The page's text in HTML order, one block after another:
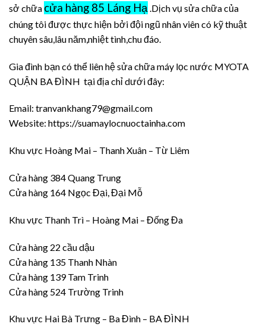
sở chữa cửa hàng 85 Láng Hạ .Dịch vụ sửa chữa của
chúng tôi được thực hiện bởi đội ngũ nhân viên có kỹ thuật
chuyên sâu,lâu năm,nhiệt tình,chu đáo.
Gia đình bạn có thể liên hệ sửa chữa máy lọc nước MYOTA
QUẬN BA ĐÌNH tại địa chỉ dưới đây:
Email: tranvankhang79@gmail.com
Website: https://suamaylocnuoctainha.com
Khu vực Hoàng Mai – Thanh Xuân – Từ Liêm
Cửa hàng 384 Quang Trung
Cửa hàng 164 Ngọc Đại, Đại Mỗ
Khu vực Thanh Trì – Hoàng Mai – Đống Đa
Cửa hàng 22 cầu dậu
Cửa hàng 135 Thanh Nhàn
Cửa hàng 139 Tam Trinh
Cửa hàng 524 Trường Trinh
Khu vực Hai Bà Trưng – Ba Đình – BA ĐÌNH